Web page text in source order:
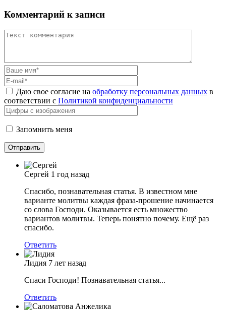
Комментарий к записи
Даю свое согласие на обработку персональных данных в
соответствии с Политикой конфиденциальности
Запомнить меня
Сергей 1 год назад
Спасибо, познавательная статья. В известном мне
варианте молитвы каждая фраза-прошение начинается
со слова Господи. Оказывается есть множество
вариантов молитвы. Теперь понятно почему. Ещё раз
спасибо.
Ответить
Лидия 7 лет назад
Спаси Господи! Познавательная статья...
Ответить